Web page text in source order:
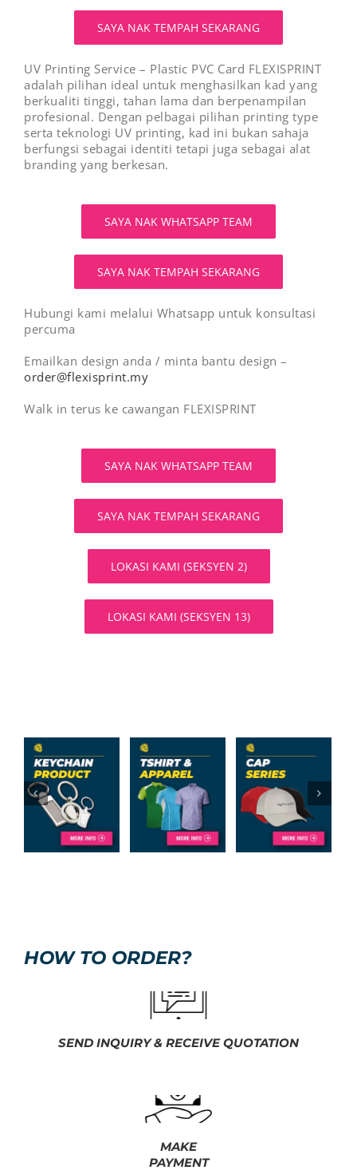
SAYA NAK TEMPAH SEKARANG
UV Printing Service – Plastic PVC Card FLEXISPRINT
adalah pilihan ideal untuk menghasilkan kad yang
berkualiti tinggi, tahan lama dan berpenampilan
profesional. Dengan pelbagai pilihan printing type
serta teknologi UV printing, kad ini bukan sahaja
berfungsi sebagai identiti tetapi juga sebagai alat
branding yang berkesan.
SAYA NAK WHATSAPP TEAM
SAYA NAK TEMPAH SEKARANG
Hubungi kami melalui Whatsapp untuk konsultasi
percuma
Emailkan design anda / minta bantu design –
order@flexisprint.my
Walk in terus ke cawangan FLEXISPRINT
SAYA NAK WHATSAPP TEAM
SAYA NAK TEMPAH SEKARANG
LOKASI KAMI (SEKSYEN 2)
LOKASI KAMI (SEKSYEN 13)
HOW TO ORDER?
SEND INQUIRY & RECEIVE QUOTATION
MAKE
PAYMENT